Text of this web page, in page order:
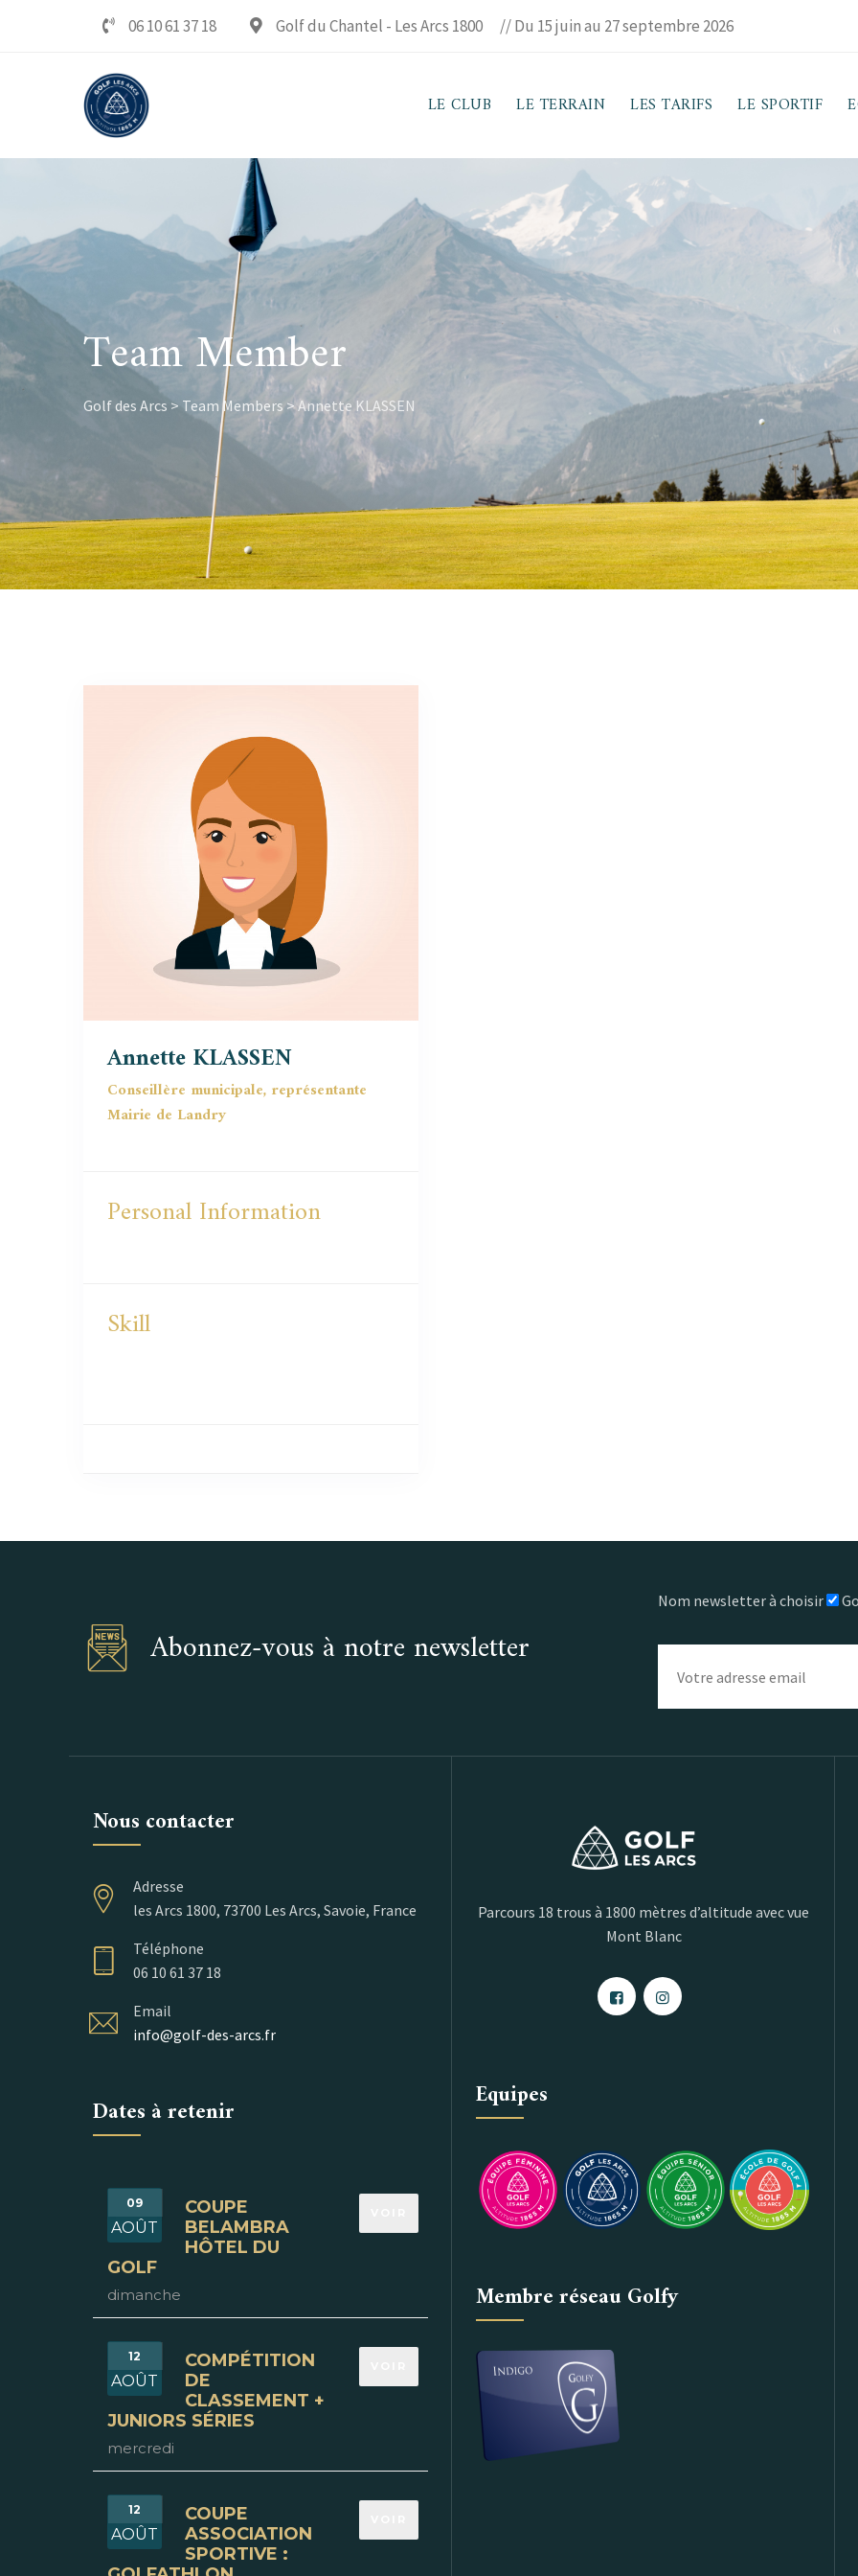
06 10 61 37 18‬ Golf du Chantel - Les Arcs 1800 // Du 15 juin au 27 septembre 2026
LE CLUB LE TERRAIN LES TARIFS LE SPORTIF
Team Member
Golf des Arcs > Team Members>Annette KLASSEN
Annette KLASSEN
Conseillère municipale, représentante
Mairie de Landry
Personal Information
Skill
Abonnez-vous à notre newsletter
Nom newsletter à choisir
Nous contacter
Adresse
les Arcs 1800, 73700 Les Arcs, Savoie, France
Téléphone
06 10 61 37 18
Email
info@golf-des-arcs.fr
Dates à retenir
09
AOÛT
COUPE
BELAMBRA
HÔTEL DU
GOLF
dimanche
12
AOÛT
COMPÉTITION
DE
CLASSEMENT +
JUNIORS SÉRIES
mercredi
12
AOÛT
COUPE
ASSOCIATION
SPORTIVE :
Parcours 18 trous à 1800 mètres d’altitude avec vue
Mont Blanc
Equipes
Membre réseau Golfy